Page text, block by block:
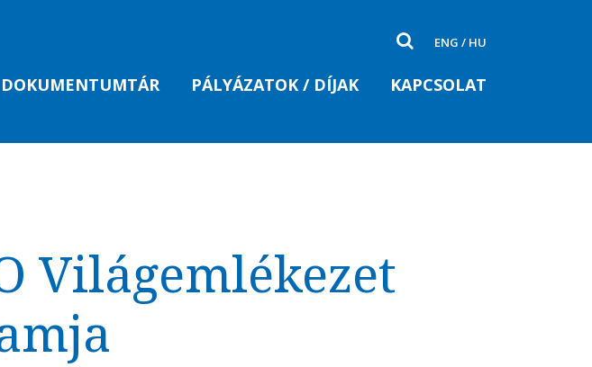
ENG / HU
DOKUMENTUMTÁR PÁLYÁZATOK / DÍJAK KAPCSOLAT
Világemlékezet